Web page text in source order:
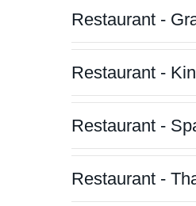
Restaurant -
Restaurant -
Restaurant -
Restaurant -